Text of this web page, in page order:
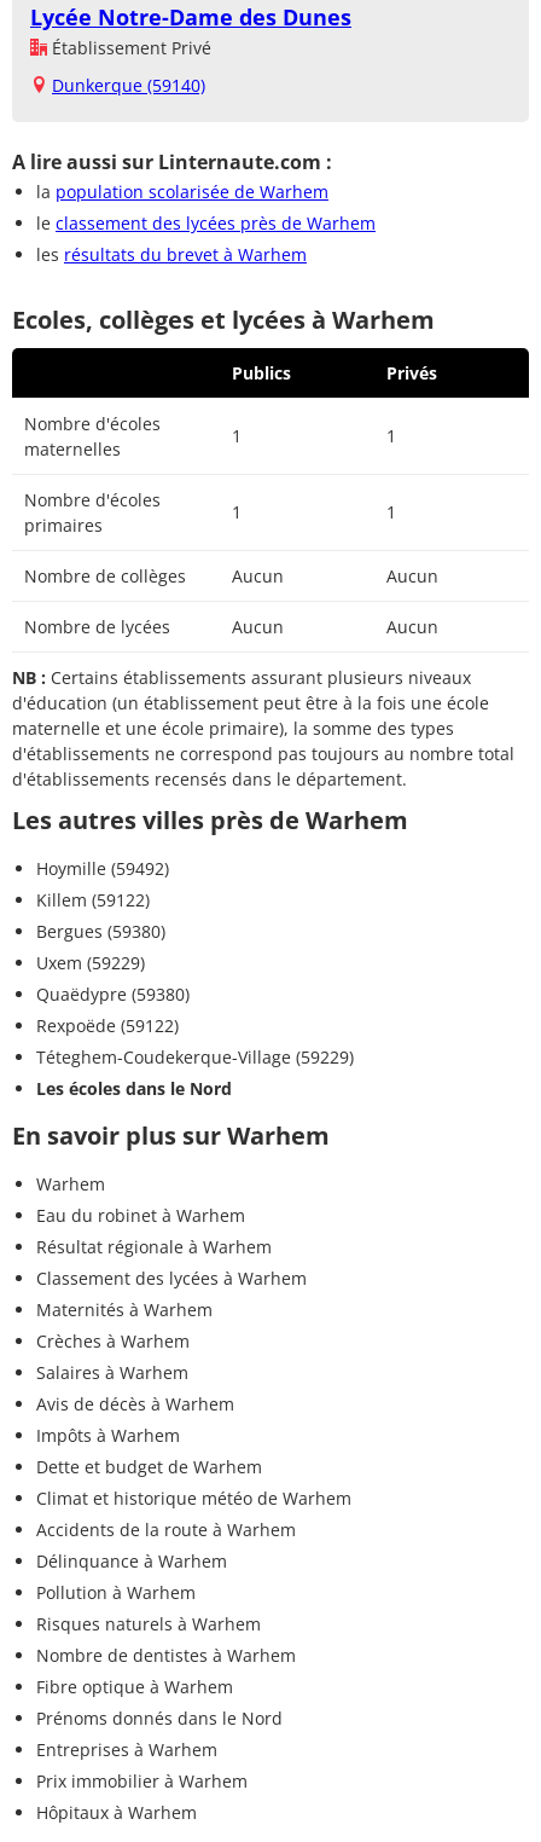
Lycée Notre-Dame des Dunes
Établissement Privé
Dunkerque (59140)
A lire aussi sur Linternaute.com :
la population scolarisée de Warhem
le classement des lycées près de Warhem
les résultats du brevet à Warhem
Ecoles, collèges et lycées à Warhem
Publics Privés
Nombre d'écoles
maternelles
1 1
Nombre d'écoles
primaires
1 1
Nombre de collèges Aucun Aucun
Nombre de lycées Aucun Aucun
NB : Certains établissements assurant plusieurs niveaux
d'éducation (un établissement peut être à la fois une école
maternelle et une école primaire), la somme des types
d'établissements ne correspond pas toujours au nombre total
d'établissements recensés dans le département.
Les autres villes près de Warhem
Hoymille (59492)
Killem (59122)
Bergues (59380)
Uxem (59229)
Quaëdypre (59380)
Rexpoëde (59122)
Téteghem-Coudekerque-Village (59229)
Les écoles dans le Nord
En savoir plus sur Warhem
Warhem
Eau du robinet à Warhem
Résultat régionale à Warhem
Classement des lycées à Warhem
Maternités à Warhem
Crèches à Warhem
Salaires à Warhem
Avis de décès à Warhem
Impôts à Warhem
Dette et budget de Warhem
Climat et historique météo de Warhem
Accidents de la route à Warhem
Délinquance à Warhem
Pollution à Warhem
Risques naturels à Warhem
Nombre de dentistes à Warhem
Fibre optique à Warhem
Prénoms donnés dans le Nord
Entreprises à Warhem
Prix immobilier à Warhem
Hôpitaux à Warhem